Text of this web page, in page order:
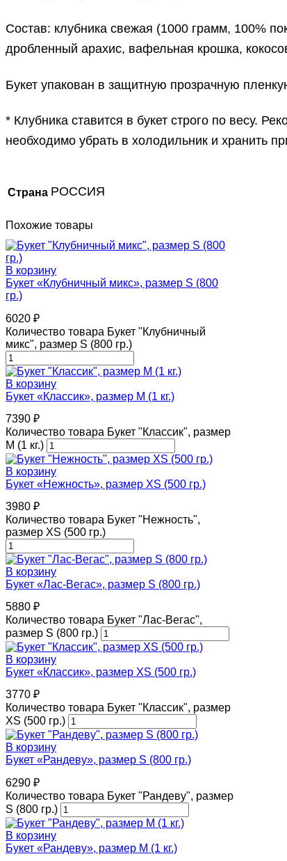
Состав: клубника свежая (1000 грамм, 100%
дробленный арахис, вафельная крошка,
Букет упакован в защитную прозрачную
* Клубника ставится в букет строго по весу.
необходимо убрать в холодильник и хранить
Страна РОССИЯ
Похожие товары
В корзину
Букет «Клубничный микс», размер S (800
гр.)
6020 ₽
Количество товара Букет "Клубничный
микс", размер S (800 гр.)
В корзину
Букет «Классик», размер M (1 кг.)
7390 ₽
Количество товара Букет "Классик", размер
M (1 кг.)
В корзину
Букет «Нежность», размер XS (500 гр.)
3980 ₽
Количество товара Букет "Нежность",
размер XS (500 гр.)
В корзину
Букет «Лас-Вегас», размер S (800 гр.)
5880 ₽
Количество товара Букет "Лас-Вегас",
размер S (800 гр.)
В корзину
Букет «Классик», размер XS (500 гр.)
3770 ₽
Количество товара Букет "Классик", размер
XS (500 гр.)
В корзину
Букет «Рандеву», размер S (800 гр.)
6290 ₽
Количество товара Букет "Рандеву", размер
S (800 гр.)
В корзину
Букет «Рандеву», размер M (1 кг.)